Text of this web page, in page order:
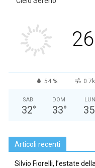
54 %
SAB
32°
DOM
33°
LUN
35
Articoli recenti
Silvio Fiorelli, l’estate